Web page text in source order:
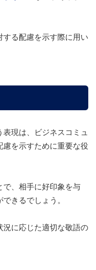
する配慮を示す際に用い
表現は、ビジネスコミュ
慮を示すために重要な役
で、相手に好印象を与
きるでしょう。
況に応じた適切な敬語の